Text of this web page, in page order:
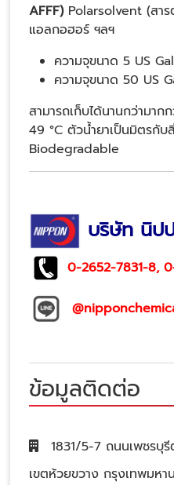
AFFF)Polarsolvent (สาร
แอลกอฮอร์ ฯลฯ
ความจุขนาด 5 US
ความจุขนาด 50 US
สามารถเก็บได้นานกว่ามา
49 °C ตัวน้ำยาเป็นมิตรกั
Biodegradable
บริษัท นิป
0-2652-7831-8,
ข้อมูลติดต่อ
1831/5-7 ถนนเพชรบุ
เขตห้วยขวาง กรุงเทพมหา